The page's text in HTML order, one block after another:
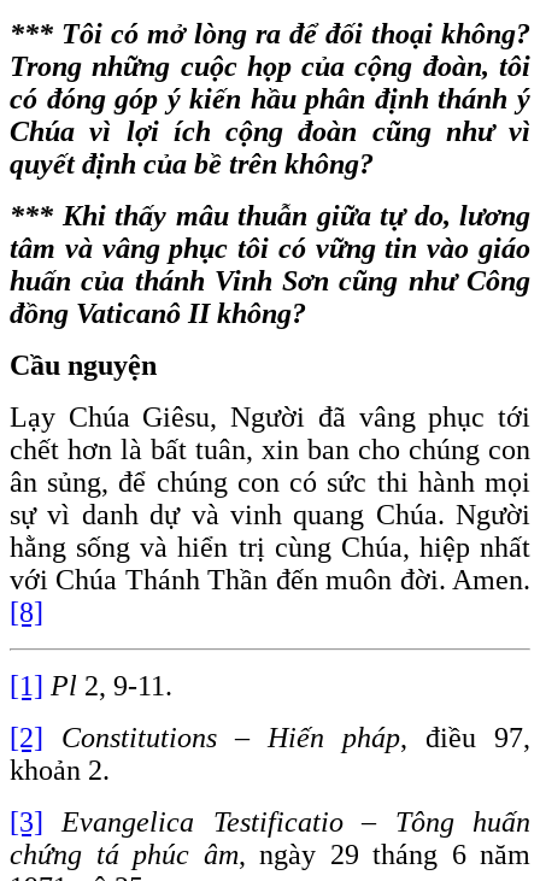
*** Tôi có mở lòng ra để đối thoại không?
Trong những cuộc họp của cộng đoàn, tôi
có đóng góp ý kiến hầu phân định thánh ý
Chúa vì lợi ích cộng đoàn cũng như vì
quyết định của bề trên không?
*** Khi thấy mâu thuẫn giữa tự do, lương
tâm và vâng phục tôi có vững tin vào giáo
huấn của thánh Vinh Sơn cũng như Công
đồng Vaticanô II không?
Cầu nguyện
Lạy Chúa Giêsu, Người đã vâng phục tới
chết hơn là bất tuân, xin ban cho chúng con
ân sủng, để chúng con có sức thi hành mọi
sự vì danh dự và vinh quang Chúa. Người
hằng sống và hiển trị cùng Chúa, hiệp nhất
với Chúa Thánh Thần đến muôn đời. Amen.
[8]
[1] Pl 2, 9-11.
[2]
Constitutions – Hiến pháp, điều 97,
khoản 2.
[3]
Evangelica Testificatio – Tông huấn
chứng tá phúc âm, ngày 29 tháng 6 năm